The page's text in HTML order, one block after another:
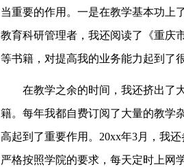
当重要的作用。一是在教学基本功上
教育科研管理者，我还阅读了《重庆
等书籍，对提高我的业务能力起到了
在教学之余的时间，我还挤出了
籍。每年我都自费订阅了大量的教学
高起到了重要作用。20xx年3月，我
严格按照学院的要求，每天定时上网